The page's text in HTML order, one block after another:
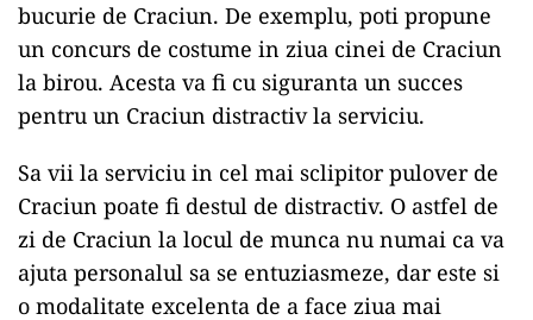
bucurie de Craciun. De exemplu, poti propune
un concurs de costume in ziua cinei de Craciun
la birou. Acesta va fi cu siguranta un succes
pentru un Craciun distractiv la serviciu.
Sa vii la serviciu in cel mai sclipitor pulover de
Craciun poate fi destul de distractiv. O astfel de
zi de Craciun la locul de munca nu numai ca va
ajuta personalul sa se entuziasmeze, dar este si
o modalitate excelenta de a face ziua mai